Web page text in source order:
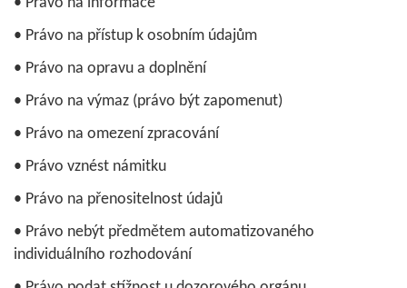
• Právo na přístup k osobním údajům
• Právo na opravu a doplnění
• Právo na výmaz (právo být zapomenut)
• Právo na omezení zpracování
• Právo vznést námitku
• Právo na přenositelnost údajů
• Právo nebýt předmětem automatizovaného
individuálního rozhodování